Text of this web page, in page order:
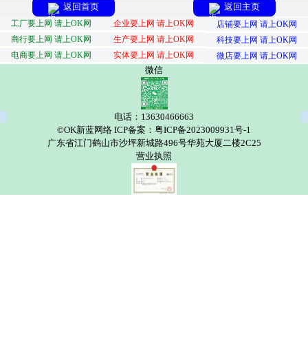
返回首页 返回主页
工厂要上网 请上OK网 企业要上网 请上OK网
店铺要上网 请上OK网
商行要上网 请上OK网
生产要上网 请上OK网
科技要上网 请上OK网
电商要上网 请上OK网
实体要上网 请上OK网 微店要上网 请上OK网
微信
电话：13630466663
©OK新蓝网络 ICP备案：粤ICP备2023009931号-1
广东省江门鹤山市沙坪新城路496号华苑大厦二楼2C25
营业执照